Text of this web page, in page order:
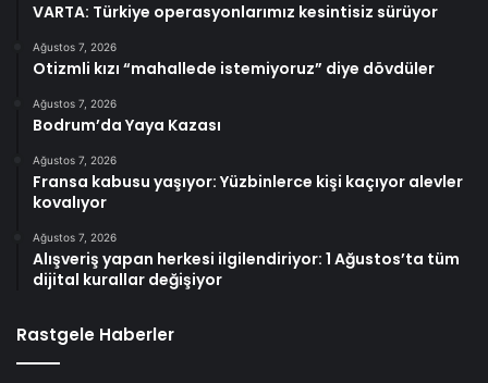
VARTA: Türkiye operasyonlarımız kesintisiz sürüyor
Ağustos 7, 2026
Otizmli kızı “mahallede istemiyoruz” diye dövdüler
Ağustos 7, 2026
Bodrum’da Yaya Kazası
Ağustos 7, 2026
Fransa kabusu yaşıyor: Yüzbinlerce kişi kaçıyor alevler
kovalıyor
Ağustos 7, 2026
Alışveriş yapan herkesi ilgilendiriyor: 1 Ağustos’ta tüm
dijital kurallar değişiyor
Rastgele Haberler